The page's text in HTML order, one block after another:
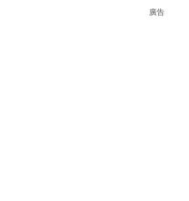
廣告